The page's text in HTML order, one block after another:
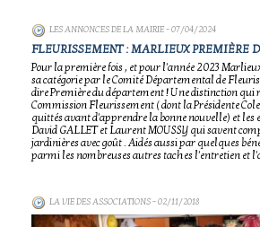
LES ANNONCES DE LA MAIRIE- 07/04/2024
FLEURISSEMENT : MARLIEUX PREMIÈRE
Pour la première fois , et pour l'année 2023
sa catégorie par le Comité Départemental de
dire Première du département ! Une distinction qui
Commission Fleurissement ( dont la Présidente
quittés avant d'apprendre la bonne nouvelle) et
David GALLET et Laurent MOUSSY qui savent
jardinières avec goût . Aidés aussi par quelques
parmi les nombreuses autres taches l'entretien et
LA VIE DES ASSOCIATIONS- 02/11/2018